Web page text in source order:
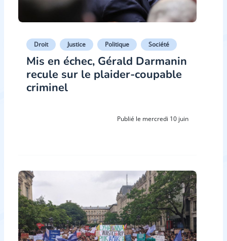
Droit Justice Politique Société
Mis en échec, Gérald Darmanin
recule sur le plaider-coupable
criminel
Publié le mercredi 10 juin